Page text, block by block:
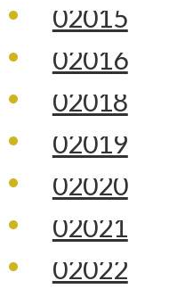
02015
02016
02018
02019
02020
02021
02022